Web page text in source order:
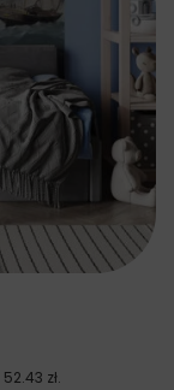
52.43 zł.